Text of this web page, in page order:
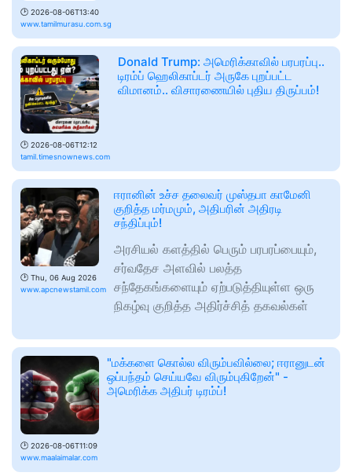
🕑 2026-08-06T13:40
www.tamilmurasu.com.sg
🕑 2026-08-06T12:12
tamil.timesnownews.com
Donald Trump: அமெரிக்காவில் பரபரப்பு..
டிரம்ப் ஹெலிகாப்டர் அருகே புறப்பட்ட
விமானம்.. விசாரணையில் புதிய திருப்பம்!
🕑 Thu, 06 Aug 2026
www.apcnewstamil.com
ஈரானின் உச்ச தலைவர் முஸ்தபா காமேனி
குறித்த மர்மமும், அதிபரின் அதிரடி
சந்திப்பும்!
அரசியல் களத்தில் பெரும் பரபரப்பையும்,
சர்வதேச அளவில் பலத்த
சந்தேகங்களையும் ஏற்படுத்தியுள்ள ஒரு
நிகழ்வு குறித்த அதிர்ச்சித் தகவல்கள்
🕑 2026-08-06T11:09
www.maalaimalar.com
"மக்களை கொல்ல விரும்பவில்லை; ஈரானுடன்
ஒப்பந்தம் செய்யவே விரும்புகிறேன்" -
அமெரிக்க அதிபர் டிரம்ப்!